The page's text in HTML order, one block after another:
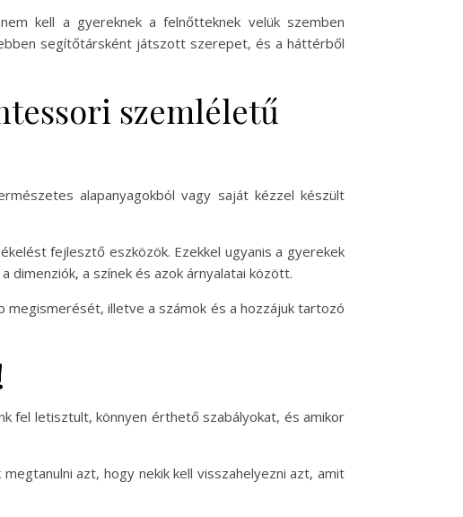
kell a gyereknek a felnőtteknek velük szemben
segítőtársként játszott szerepet, és a háttérből
szemléletű
alapanyagokból vagy saját kézzel készült
fejlesztő eszközök. Ezekkel ugyanis a gyerekek
dimenziók, a színek és azok árnyalatai között.
megismerését, illetve a számok és a hozzájuk tartozó
fel letisztult, könnyen érthető szabályokat, és amikor
azt, hogy nekik kell visszahelyezni azt, amit